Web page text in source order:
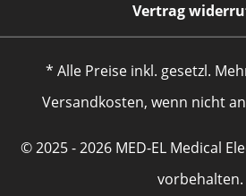
Vertrag
* Alle Preise inkl. gesetzl.
Versandkosten, wenn nicht
© 2025 - 2026 MED-EL Medical
vorbehalten.